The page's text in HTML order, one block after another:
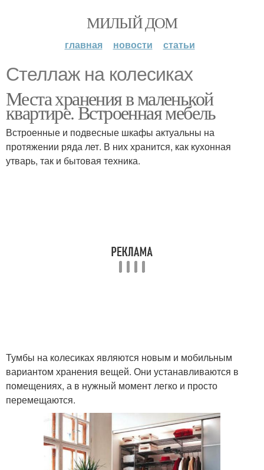
МИЛЫЙ ДОМ
главная новости статьи
Стеллаж на колесиках
Места хранения в маленькой
квартире. Встроенная мебель
Встроенные и подвесные шкафы актуальны на
протяжении ряда лет. В них хранится, как кухонная
утварь, так и бытовая техника.
Тумбы на колесиках являются новым и мобильным
вариантом хранения вещей. Они устанавливаются в
помещениях, а в нужный момент легко и просто
перемещаются.